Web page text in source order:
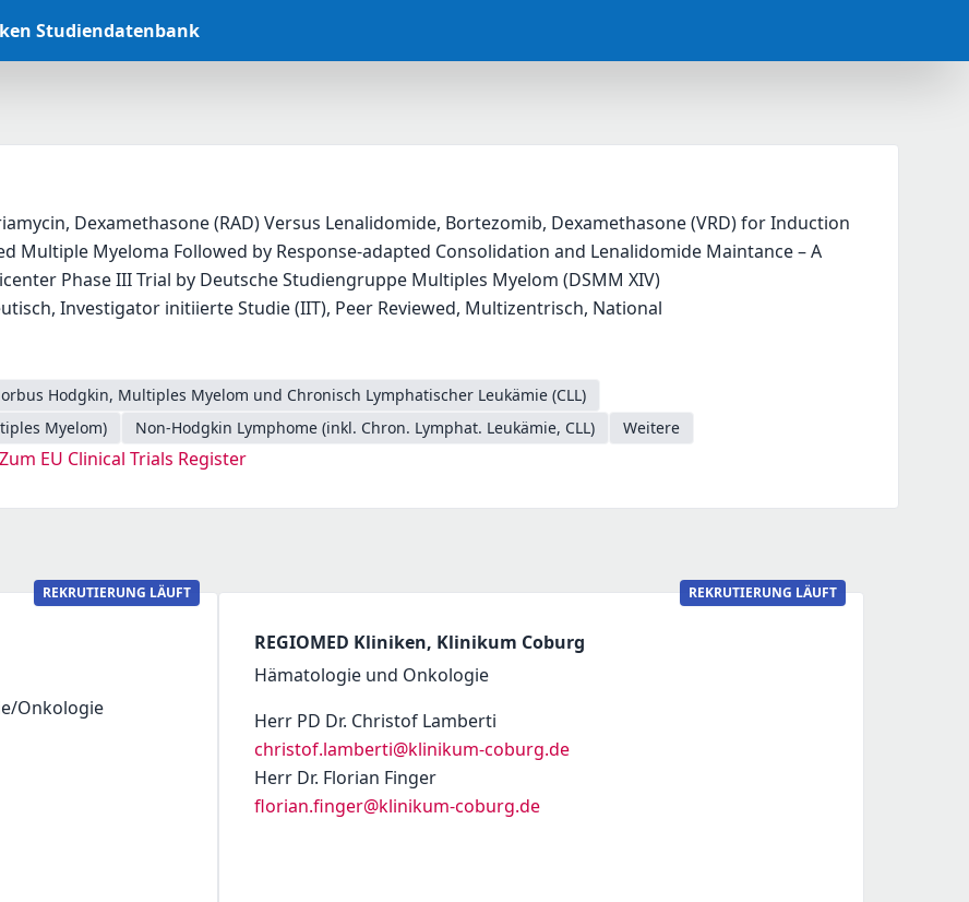
Studiendatenbank
Dexamethasone (RAD) Versus Lenalidomide, Bortezomib, Dexamethasone (VRD) for Induction
Multiple Myeloma Followed by Response-adapted Consolidation and Lenalidomide Maintance – A
Phase III Trial by Deutsche Studiengruppe Multiples Myelom (DSMM XIV)
Investigator initiierte Studie (IIT), Peer Reviewed, Multizentrisch, National
Hodgkin, Multiples Myelom und Chronisch Lymphatischer Leukämie (CLL)
Myelom)
Non-Hodgkin Lymphome (inkl. Chron. Lymphat. Leukämie, CLL) Weitere
Zum EU Clinical Trials Register
REKRUTIERUNG LÄUFT
Onkologie
REKRUTIERUNG LÄUFT
REGIOMED Kliniken, Klinikum Coburg
Hämatologie und Onkologie
Herr PD Dr. Christof Lamberti
christof.lamberti@klinikum-coburg.de
Herr Dr. Florian Finger
florian.finger@klinikum-coburg.de